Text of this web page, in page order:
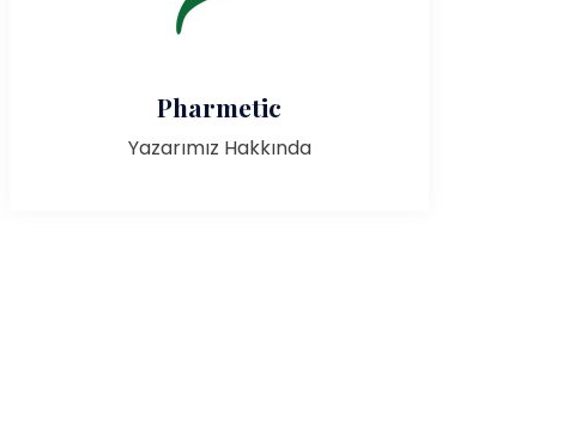
Pharmetic
Yazarımız Hakkında